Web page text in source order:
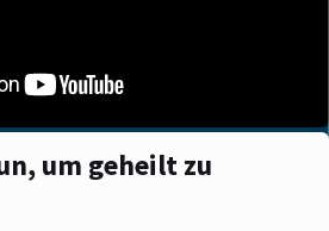
um geheilt zu